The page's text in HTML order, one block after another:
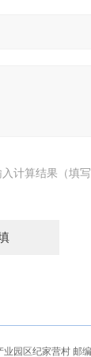
入计算结果（填
园区纪家营村 邮